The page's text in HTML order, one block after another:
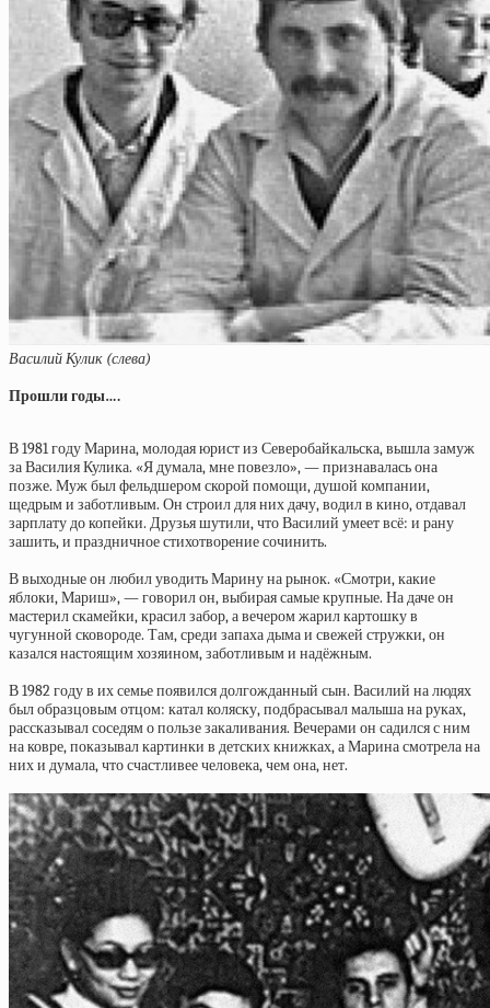
Василий Кулик (слева)
Прошли годы….
В 1981 году Марина, молодая юрист из Северобайкальска, вышла замуж
за Василия Кулика. «Я думала, мне повезло», — признавалась она
позже. Муж был фельдшером скорой помощи, душой компании,
щедрым и заботливым. Он строил для них дачу, водил в кино, отдавал
зарплату до копейки. Друзья шутили, что Василий умеет всё: и рану
зашить, и праздничное стихотворение сочинить.
В выходные он любил уводить Марину на рынок. «Смотри, какие
яблоки, Мариш», — говорил он, выбирая самые крупные. На даче он
мастерил скамейки, красил забор, а вечером жарил картошку в
чугунной сковороде. Там, среди запаха дыма и свежей стружки, он
казался настоящим хозяином, заботливым и надёжным.
В 1982 году в их семье появился долгожданный сын. Василий на людях
был образцовым отцом: катал коляску, подбрасывал малыша на руках,
рассказывал соседям о пользе закаливания. Вечерами он садился с ним
на ковре, показывал картинки в детских книжках, а Марина смотрела на
них и думала, что счастливее человека, чем она, нет.